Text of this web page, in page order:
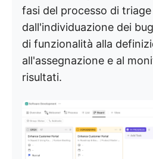
fasi del processo di
dall'individuazione dei
di funzionalità alla
all'assegnazione e al
risultati.